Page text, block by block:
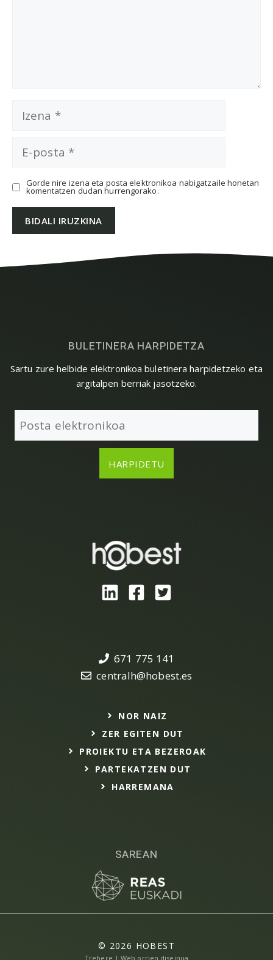
Izena
posta
Gorde nire izena eta posta elektronikoa nabigatzaile honetan
komentatzen dudan hurrengorako.
BULETINERA HARPIDETZA
Sartu zure helbide elektronikoa buletinera harpidetzeko eta
argitalpen berriak jasotzeko.
SAREAN
671 775 141
centralh@hobest.es
NOR NAIZ
ZER EGITEN DUT
PROIEKTU ETA BEZEROAK
PARTEKATZEN DUT
HARREMANA
© 2026 HOBEST
Trebere | Web orrien diseinua